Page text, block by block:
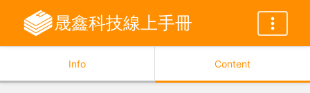
晟鑫科技線上手冊
Info Content